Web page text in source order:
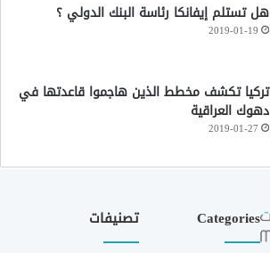
هل تستلم إيفانكا رئاسة البنك الدولي ؟
2019-01-19
تركيا تكشف مخطط الذين هاجموا قاعدتها في
دهوك العراقية
2019-01-27
Categories تصنيفات